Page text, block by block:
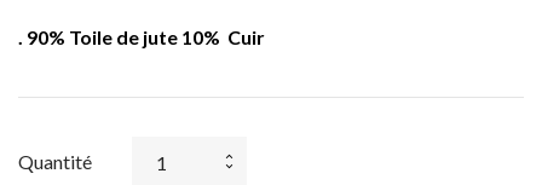
. 90% Toile de jute 10% Cuir
Quantité